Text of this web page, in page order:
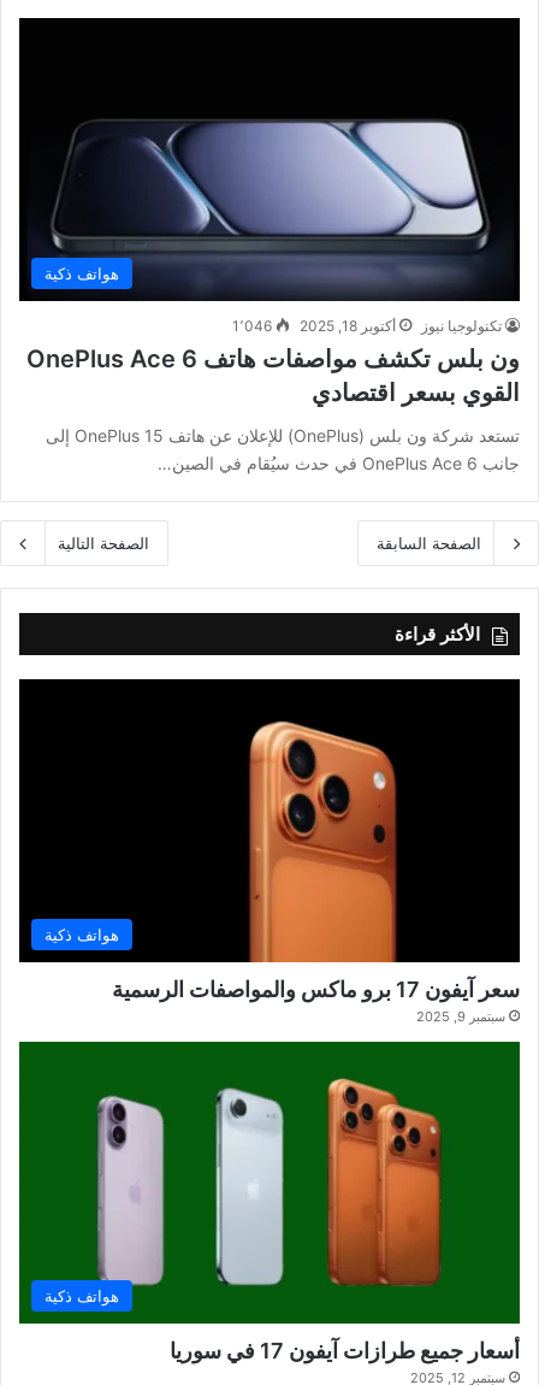
هواتف ذكية
تكنولوجيا نيوز أكتوبر 18, 2025 1٬046
ون بلس تكشف مواصفات هاتف OnePlus Ace 6
القوي بسعر اقتصادي
تستعد شركة ون بلس (OnePlus) للإعلان عن هاتف OnePlus 15 إلى
جانب OnePlus Ace 6 في حدث سيُقام في الصين…
الصفحة السابقة الصفحة التالية
الأكثر قراءة
هواتف ذكية
سعر آيفون 17 برو ماكس والمواصفات الرسمية
سبتمبر 9, 2025
هواتف ذكية
أسعار جميع طرازات آيفون 17 في سوريا
سبتمبر 12, 2025